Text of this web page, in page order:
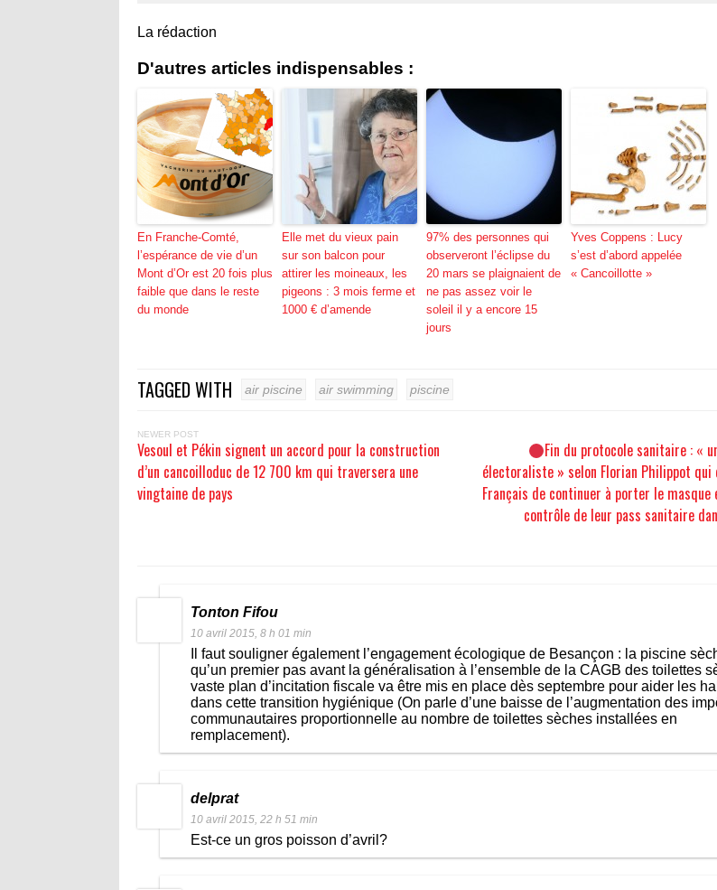
La rédaction
D'autres articles indispensables :
En Franche-Comté,
l’espérance de vie d’un
Mont d’Or est 20 fois plus
faible que dans le reste
du monde
Elle met du vieux pain
sur son balcon pour
attirer les moineaux, les
pigeons : 3 mois ferme et
1000 € d’amende
97% des personnes qui
observeront l’éclipse du
20 mars se plaignaient de
ne pas assez voir le
soleil il y a encore 15
jours
Yves Coppens : Lucy
s’est d’abord appelée
« Cancoillotte »
TAGGED WITH air piscine air swimming piscine
NEWER POST
Vesoul et Pékin signent un accord pour la construction
d’un cancoilloduc de 12 700 km qui traversera une
vingtaine de pays
Fin du protocole sanitaire : «
électoraliste » selon Florian Philippot qui
Français de continuer à porter le masque
contrôle de leur pass sanitaire
Tonton Fifou
10 avril 2015, 8 h 01 min
Il faut souligner également l’engagement écologique de Besançon : la piscine
qu’un premier pas avant la généralisation à l’ensemble de la CAGB des toilettes
vaste plan d’incitation fiscale va être mis en place dès septembre pour aider les
dans cette transition hygiénique (On parle d’une baisse de l’augmentation des
communautaires proportionnelle au nombre de toilettes sèches installées en
remplacement).
delprat
10 avril 2015, 22 h 51 min
Est-ce un gros poisson d’avril?